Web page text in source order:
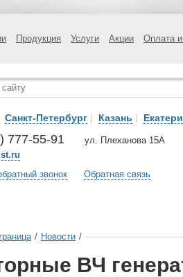
Продукция Услуги Акции Оплата
Санкт-Петербург | Казань |
777-55-91 ул. Плеханова 15А
звонок Обратная связь
/ Новости /
ВЧ